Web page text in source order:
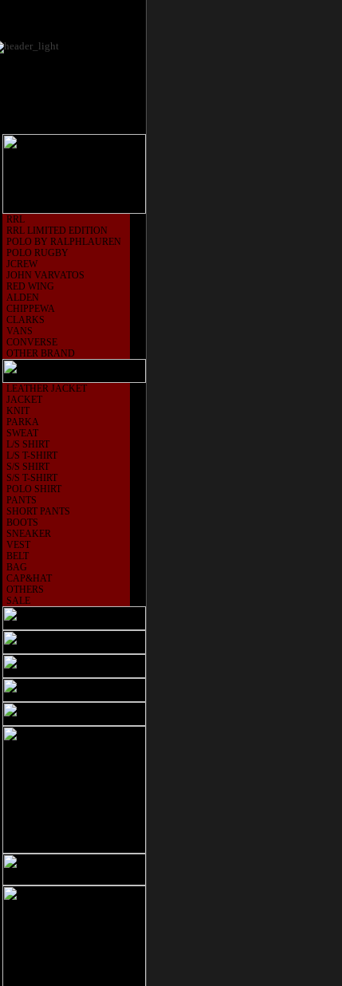
RRL
RRL LIMITED EDITION
POLO BY RALPHLAUREN
POLO RUGBY
JCREW
JOHN VARVATOS
RED WING
ALDEN
CHIPPEWA
CLARKS
VANS
CONVERSE
OTHER BRAND
LEATHER JACKET
JACKET
KNIT
PARKA
SWEAT
L/S SHIRT
L/S T-SHIRT
S/S SHIRT
S/S T-SHIRT
POLO SHIRT
PANTS
SHORT PANTS
BOOTS
SNEAKER
VEST
BELT
BAG
CAP&HAT
OTHERS
SALE